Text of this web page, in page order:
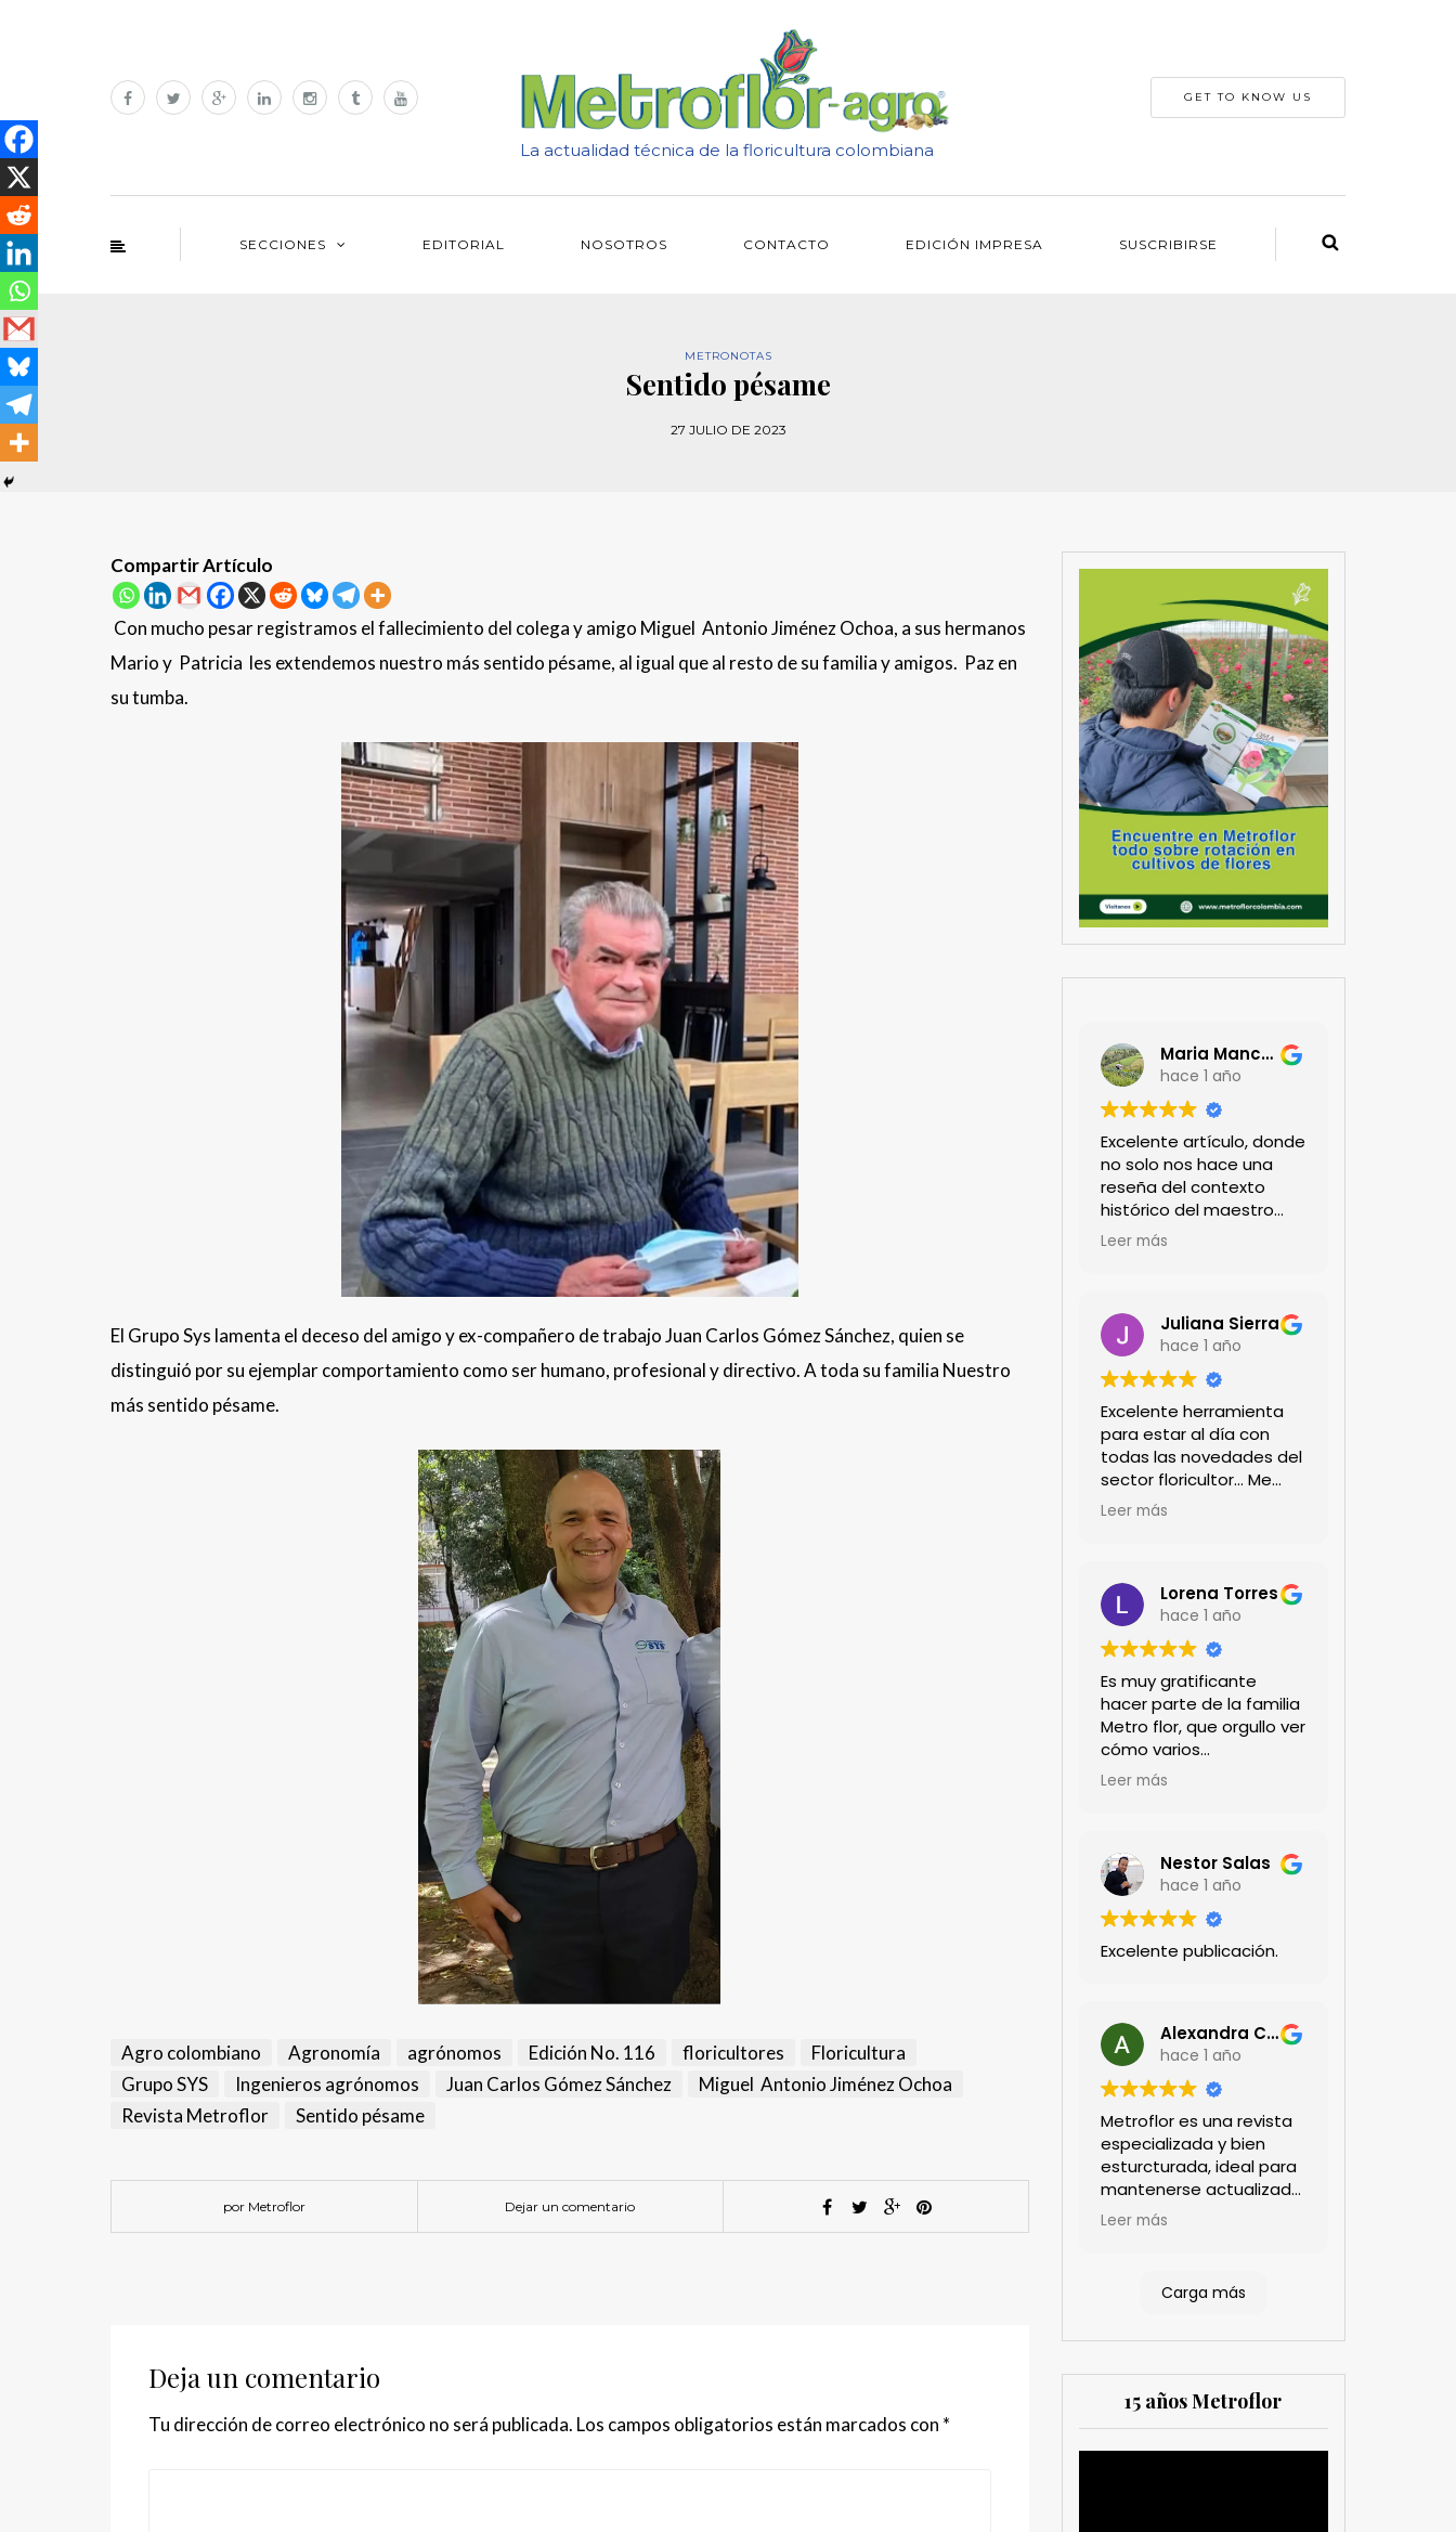
La actualidad técnica de la floricultura colombiana
GET TO KNOW US
SECCIONES EDITORIAL NOSOTROS CONTACTO EDICIÓN IMPRESA SUSCRIBIRSE
METRONOTAS
Sentido pésame
27 JULIO DE 2023
Compartir Artículo
Con mucho pesar registramos el fallecimiento del colega y amigo Miguel Antonio Jiménez Ochoa, a sus hermanos
Mario y Patricia les extendemos nuestro más sentido pésame, al igual que al resto de su familia y amigos. Paz en
su tumba.
El Grupo Sys lamenta el deceso del amigo y ex-compañero de trabajo Juan Carlos Gómez Sánchez, quien se
distinguió por su ejemplar comportamiento como ser humano, profesional y directivo. A toda su familia Nuestro
más sentido pésame.
Agro colombiano Agronomía agrónomos Edición No. 116 floricultores
Floricultura
Grupo SYS
Ingenieros agrónomos Juan Carlos Gómez Sánchez
Miguel Antonio Jiménez Ochoa
Revista Metroflor
Sentido pésame
por Metroflor Dejar un comentario
Deja un comentario
Tu dirección de correo electrónico no será publicada. Los campos obligatorios están marcados con *
Maria Mancera
hace 1 año
Excelente artículo, donde
no solo nos hace una
reseña del contexto
histórico del maestro
jardinero japonés si no
Felicitaciones!!
Leer más
Juliana Sierra
hace 1 año
Excelente herramienta
para estar al día con
todas las novedades del
sector floricultor... Me
encanta!!!
Leer más
Lorena Torres
hace 1 año
Es muy gratificante
hacer parte de la familia
Metro flor, que orgullo ver
cómo varios
profesionales hombres y
técnicas. Gracias por
mantenernos al día.mil
GRACIAS
Leer más
Nestor Salas
hace 1 año
Excelente publicación.
Alexandra Castillo
hace 1 año
Metroflor es una revista
especializada y bien
esturcturada, ideal para
mantenerse actualizado
en el sector floricultor.
estratégica, las
sector así como los
cubrimientos de los
eventos sociales de las
compañías. Es una
Leer más
Carga más
15 años Metroflor